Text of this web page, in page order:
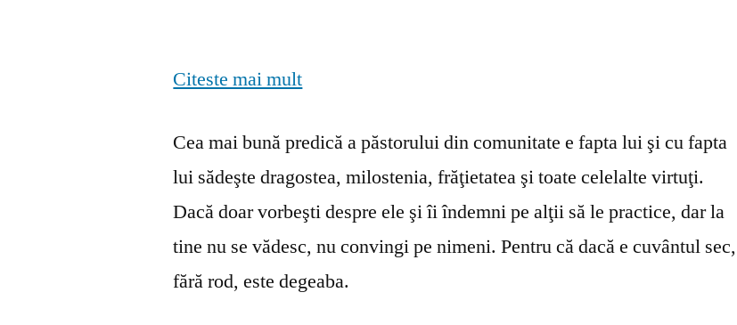
Citeste mai mult
Cea mai bună predică a păstorului din comunitate e fapta lui şi cu fapta
lui sădeşte dragostea, milostenia, frăţietatea şi toate celelalte virtuţi.
Dacă doar vorbeşti despre ele şi îi îndemni pe alţii să le practice, dar la
tine nu se vă­desc, nu convingi pe nimeni. Pentru că dacă e cuvântul sec,
fără rod, este degeaba.